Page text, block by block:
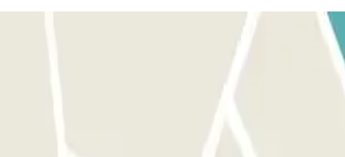
senza che tu debba premere alcun pulsante. Parcheggia in qualsiasi
non riconosce la tua targa, avvicina il codice QR al lettore. Se ciò non funziona
dover premere alcun pulsante. Se la lettura della targa non funziona, scannerizza il